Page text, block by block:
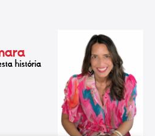
história